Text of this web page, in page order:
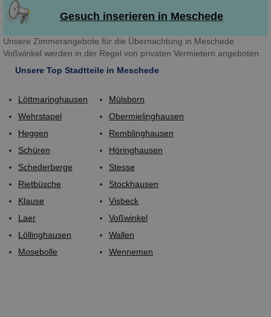
Gesuch inserieren in Meschede
Unsere Zimmerangebote für die Übernachtung in Meschede
Voßwinkel werden in der Regel von privaten Vermietern angeboten.
Unsere Top Stadtteile in Meschede
Löttmaringhausen
Wehrstapel
Heggen
Schüren
Schederberge
Rietbüsche
Klause
Laer
Löllinghausen
Mosebolle
Mülsborn
Obermielinghausen
Remblinghausen
Höringhausen
Stesse
Stockhausen
Visbeck
Voßwinkel
Wallen
Wennemen